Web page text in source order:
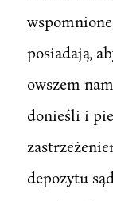
posiadają,
owszem
donieśli i
depozytu